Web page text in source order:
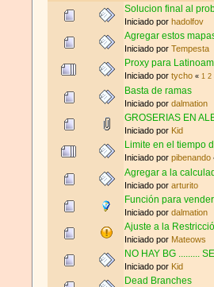
Solucion final al
Iniciado porhadolfov
Agregar estos
Iniciado porTempesta
Proxy para
Iniciado portycho « 1 2
Basta de ramas
Iniciado pordalmation
GROSERIAS EN
Iniciado por Kid
Limite en el tiempo
Iniciado porpibenando
Agregar a la
Iniciado porarturito
Función para
Iniciado pordalmation
Ajuste a la
Iniciado por Mateows
NO HAY BG .........
Iniciado por Kid
Dead Branches